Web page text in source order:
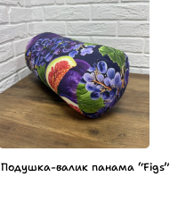
Подушка-валик панама “Figs”